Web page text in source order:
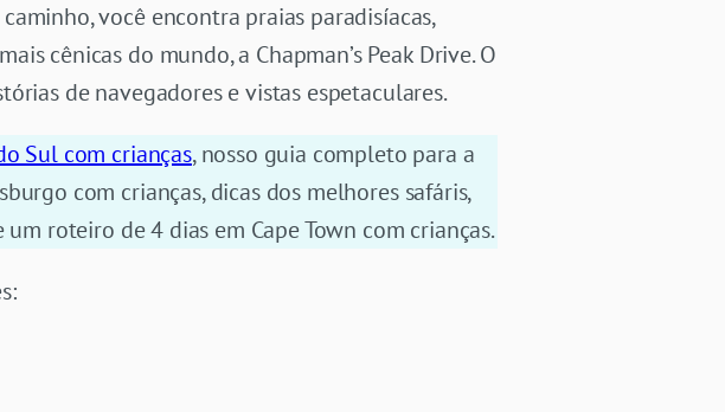
você encontra praias paradisíacas,
cênicas do mundo, a Chapman’s Peak Drive. O
de navegadores e vistas espetaculares.
Sul com crianças, nosso guia completo para a
com crianças, dicas dos melhores safáris,
roteiro de 4 dias em Cape Town com crianças.